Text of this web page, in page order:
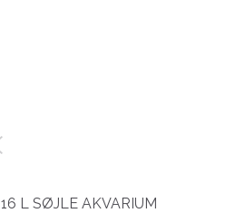
16 L SØJLE AKVARIUM